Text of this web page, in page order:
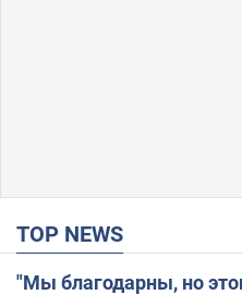
TOP NEWS
"Мы благодарны, но